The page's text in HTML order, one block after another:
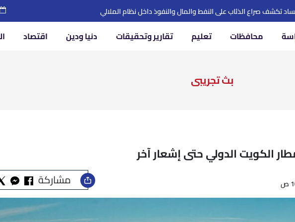
محافظات تعليم تقارير وتحقيقات دنيا ودين اقتصاد
بث تجريبى
الكويت الدولي حتى إشعار آخر
مشاركة